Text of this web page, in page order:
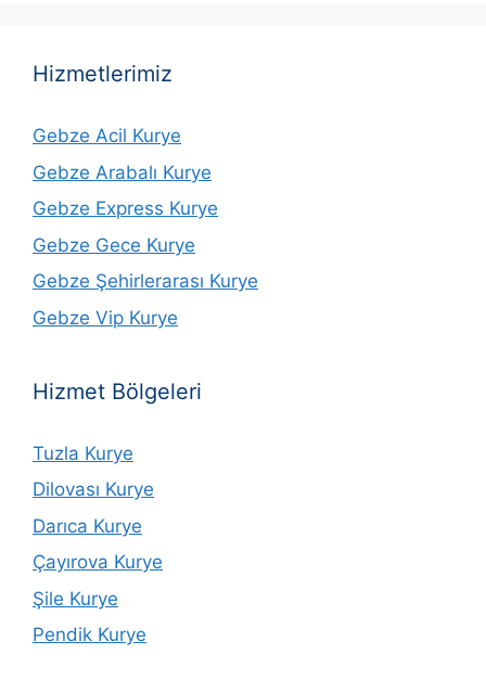
Hizmetlerimiz
Gebze Acil Kurye
Gebze Arabalı Kurye
Gebze Express Kurye
Gebze Gece Kurye
Gebze Şehirlerarası Kurye
Gebze Vip Kurye
Hizmet Bölgeleri
Tuzla Kurye
Dilovası Kurye
Darıca Kurye
Çayırova Kurye
Şile Kurye
Pendik Kurye